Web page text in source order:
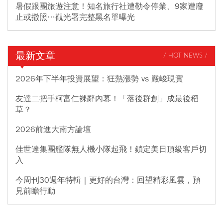
暑假跟團旅遊注意！知名旅行社遭勒令停業、9家遭廢
止或撤照…觀光署完整黑名單曝光
最新文章 / HOT NEWS /
2026年下半年投資展望：狂熱漲勢 vs 嚴峻現實
友達二把手柯富仁裸辭內幕！「落後群創」成最後稻
草？
2026前進大南方論壇
佳世達集團艦隊無人機小隊起飛！鎖定美日頂級客戶切
入
今周刊30週年特輯｜更好的台灣：回望精彩風雲，預
見前瞻行動